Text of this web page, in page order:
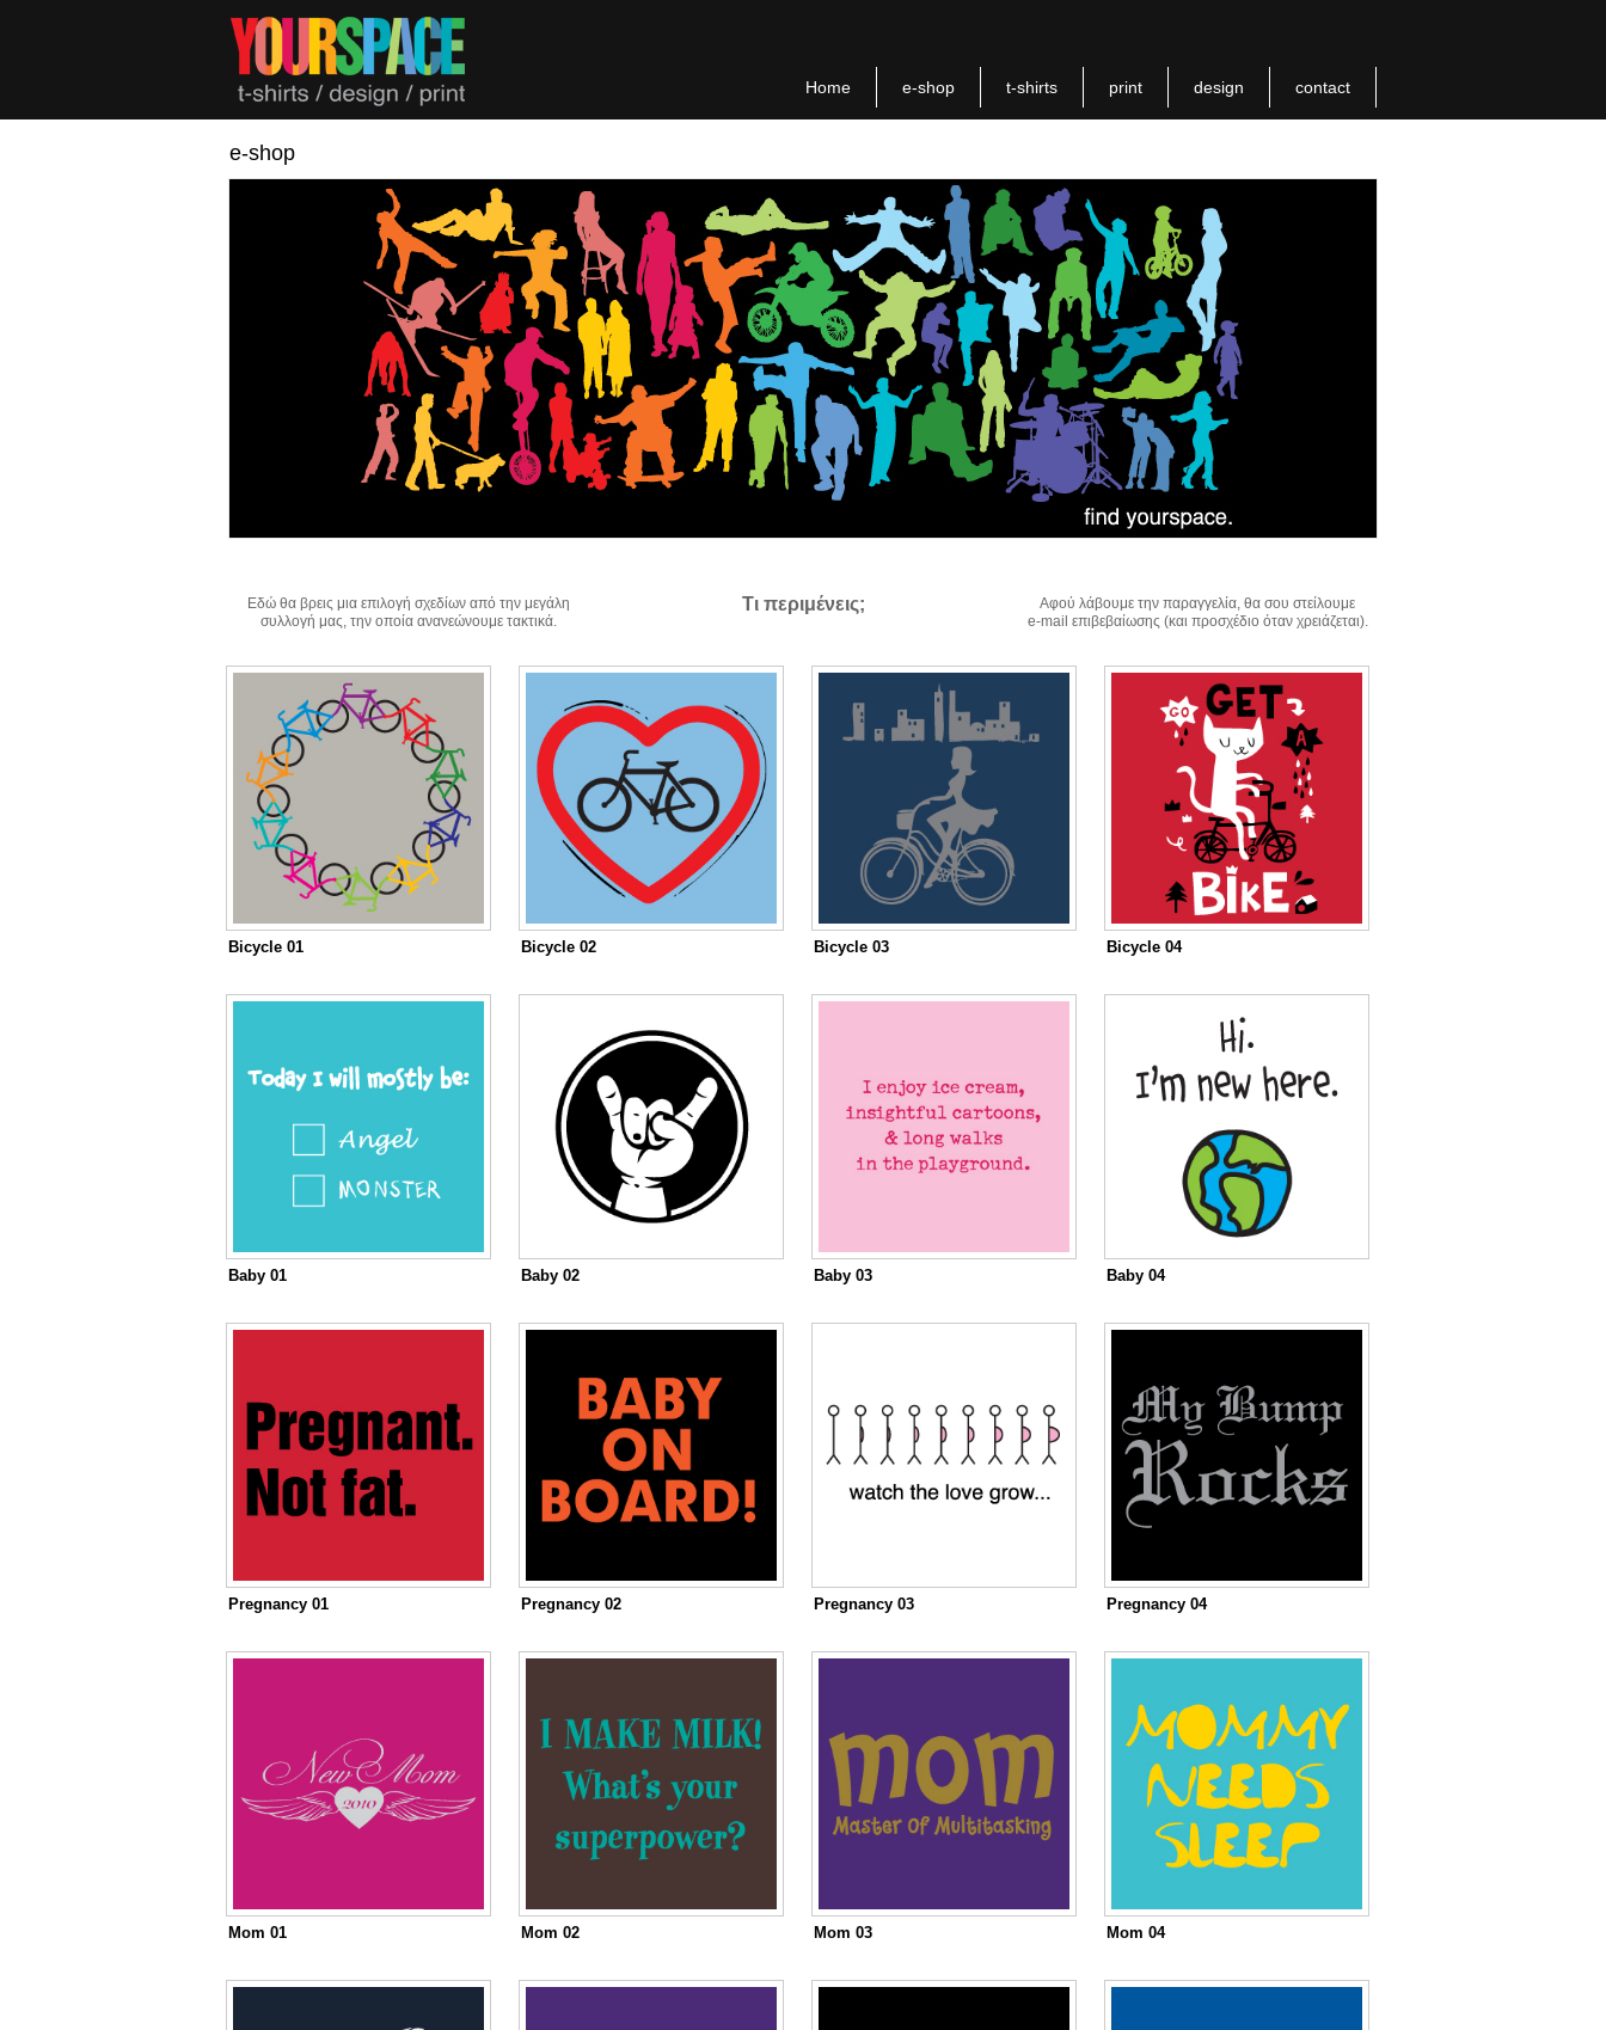
Home e-shop t-shirts print design contact
e-shop
Εδώ θα βρεις μια επιλογή σχεδίων από την μεγάλη
συλλογή μας, την οποία ανανεώνουμε τακτικά.
Tι περιμένεις;
Αφού λάβουμε την παραγγελία, θα σου στείλουμε
e-mail επιβεβαίωσης (και προσχέδιο όταν χρειάζεται).
Bicycle 01 Bicycle 02 Bicycle 03 Bicycle 04
Baby 01 Baby 02 Baby 03 Baby 04
Pregnancy 01 Pregnancy 02 Pregnancy 03 Pregnancy 04
Mom 01 Mom 02 Mom 03 Mom 04